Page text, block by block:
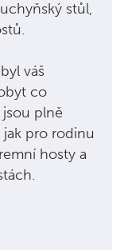
stůl,
váš
co
plně
pro rodinu
hosty a